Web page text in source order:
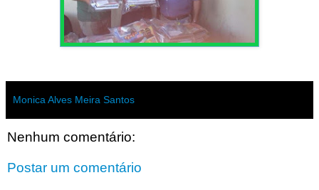
Monica Alves Meira Santos
Nenhum comentário:
Postar um comentário